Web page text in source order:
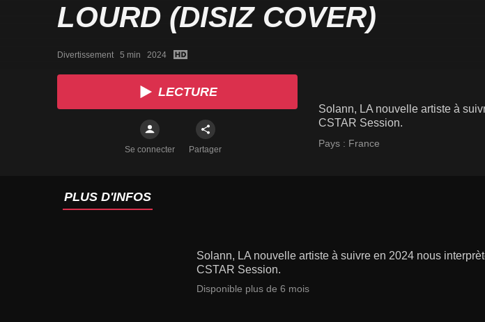
LOURD (DISIZ COVER)
Divertissement   5 min   2024
LECTURE
Se connecter Partager
Solann, LA nouvelle artiste à
CSTAR Session.
Pays : France
PLUS D'INFOS
Solann, LA nouvelle artiste à suivre en 2024 nous
CSTAR Session.
Disponible plus de 6 mois